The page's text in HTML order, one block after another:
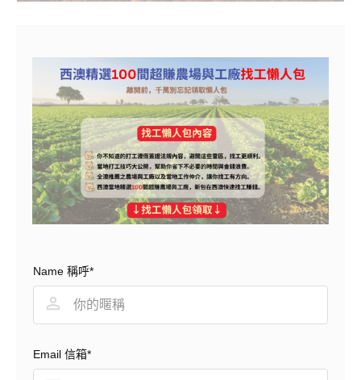
Name 稱呼*
Email 信箱*